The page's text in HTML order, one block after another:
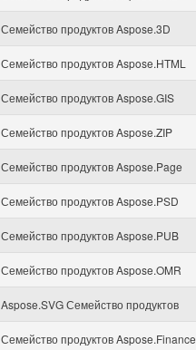
Семейство продуктов Aspose.3D
Семейство продуктов Aspose.HTML
Семейство продуктов Aspose.GIS
Семейство продуктов Aspose.ZIP
Семейство продуктов Aspose.Page
Семейство продуктов Aspose.PSD
Семейство продуктов Aspose.PUB
Семейство продуктов Aspose.OMR
Aspose.SVG Семейство продуктов
Семейство продуктов Aspose.Finance